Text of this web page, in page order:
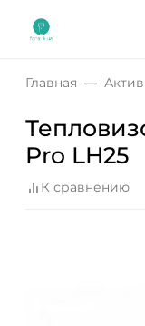
Главная
Pro LH25
К сравнению